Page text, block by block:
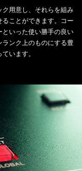
用意し、それらを組み
ことができます。コー
いった使い勝手の良い
ンク上のものにする豊
います。